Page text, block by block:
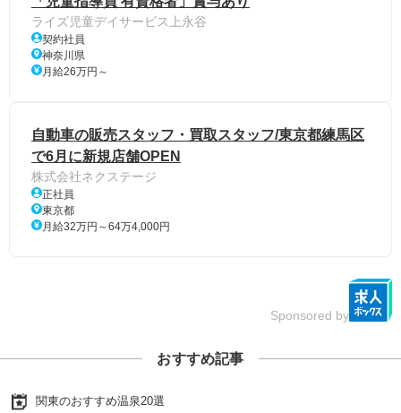
ライズ児童デイサービス上永谷
契約社員
神奈川県
月給26万円～
自動車の販売スタッフ・買取スタッフ/東京都練馬区
で6月に新規店舗OPEN
株式会社ネクステージ
正社員
東京都
月給32万円～64万4,000円
Sponsored by
おすすめ記事
関東のおすすめ温泉20選